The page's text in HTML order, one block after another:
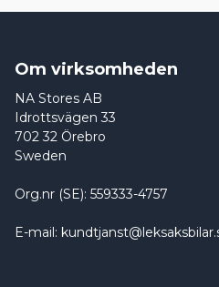
Om virksomheden
NA Stores AB
Idrottsvägen 33
702 32 Örebro
Sweden
Org.nr (SE): 559333-4757
E-mail: